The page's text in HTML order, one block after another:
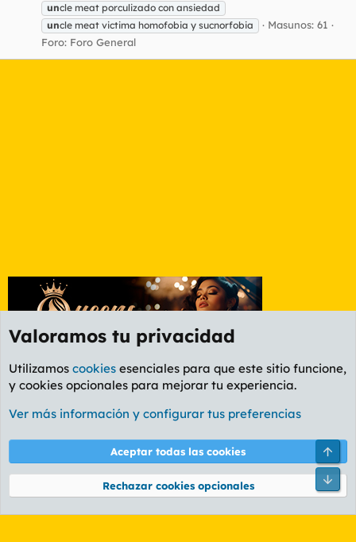
uncle meat porculizado con ansiedad
uncle meat victima homofobia y sucnorfobia
Masunos: 61
Foro: Foro General
Etiquetas
Cookies
PL OLDSTYLE AMARILLO
Términos y reglas Política de privacidad Ayuda
Community platform by XenForo® © 2010-2026 XenForo Ltd.
Valoramos tu privacidad
Utilizamos cookies esenciales para que este sitio funcione,
y cookies opcionales para mejorar tu experiencia.
Ver más información y configurar tus preferencias
Aceptar todas las cookies
Rechazar cookies opcionales
Pie